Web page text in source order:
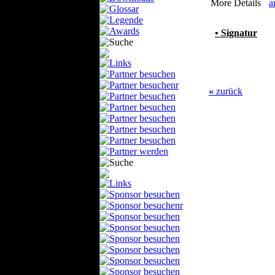
More Details
• Signatur
« zurück